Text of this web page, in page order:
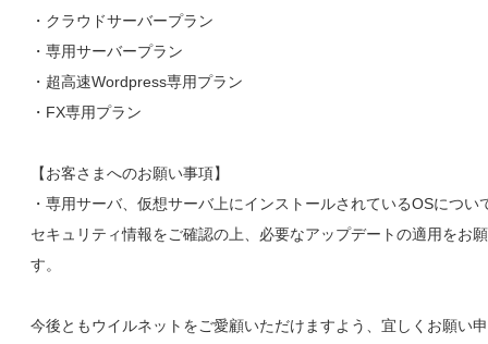
・クラウドサーバープラン
・専用サーバープラン
・超高速Wordpress専用プラン
・FX専用プラン
【お客さまへのお願い事項】
・専用サーバ、仮想サーバ上にインストールされているOSについ
セキュリティ情報をご確認の上、必要なアップデートの適用をお
す。
今後ともウイルネットをご愛顧いただけますよう、宜しくお願い